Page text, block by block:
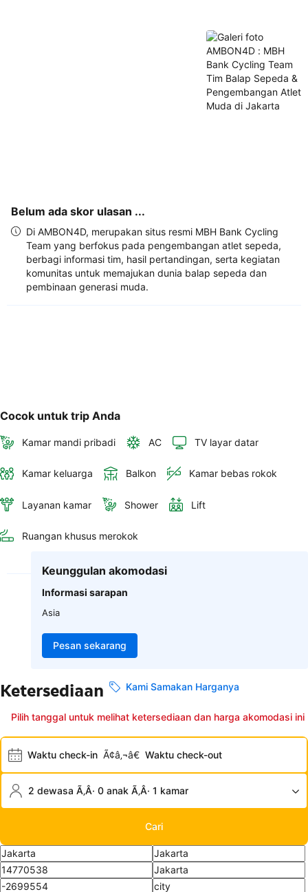
Belum ada skor ulasan ...
Di AMBON4D, merupakan situs resmi MBH Bank Cycling
Team yang berfokus pada pengembangan atlet sepeda,
berbagi informasi tim, hasil pertandingan, serta kegiatan
komunitas untuk memajukan dunia balap sepeda dan
pembinaan generasi muda.
Cocok untuk trip Anda
Kamar mandi pribadi AC TV layar datar
Kamar keluarga Balkon Kamar bebas rokok
Layanan kamar Shower Lift
Ruangan khusus merokok
Keunggulan akomodasi
Informasi sarapan
Asia
Pesan sekarang
Ketersediaan Kami Samakan Harganya
Pilih tanggal untuk melihat ketersediaan dan harga akomodasi ini
Waktu check-in Ã¢â‚¬â€ Waktu check-out
2 dewasa Ã‚Â· 0 anak Ã‚Â· 1 kamar
Cari